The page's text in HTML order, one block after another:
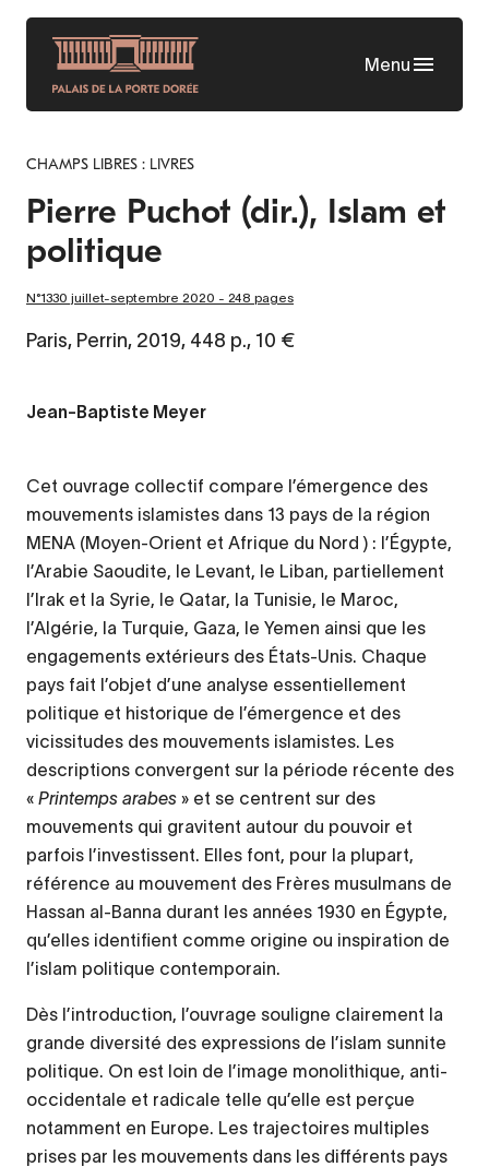
Skip
content
Menu
CHAMPS LIBRES : LIVRES
Pierre Puchot (dir.), Islam et
politique
N°1330 juillet-septembre 2020 - 248 pages
Paris, Perrin, 2019, 448 p., 10 €
Jean-Baptiste Meyer
Cet ouvrage collectif compare l’émergence des
mouvements islamistes dans 13 pays de la région
MENA (Moyen-Orient et Afrique du Nord ) : l’Égypte,
l’Arabie Saoudite, le Levant, le Liban, partiellement
l’Irak et la Syrie, le Qatar, la Tunisie, le Maroc,
l’Algérie, la Turquie, Gaza, le Yemen ainsi que les
engagements extérieurs des États-Unis. Chaque
pays fait l’objet d’une analyse essentiellement
politique et historique de l’émergence et des
vicissitudes des mouvements islamistes. Les
descriptions convergent sur la période récente des
« Printemps arabes » et se centrent sur des
mouvements qui gravitent autour du pouvoir et
parfois l’investissent. Elles font, pour la plupart,
référence au mouvement des Frères musulmans de
Hassan al-Banna durant les années 1930 en Égypte,
qu’elles identifient comme origine ou inspiration de
l’islam politique contemporain.
Dès l’introduction, l’ouvrage souligne clairement la
grande diversité des expressions de l’islam sunnite
politique. On est loin de l’image monolithique, anti-
occidentale et radicale telle qu’elle est perçue
notamment en Europe. Les trajectoires multiples
prises par les mouvements dans les différents pays